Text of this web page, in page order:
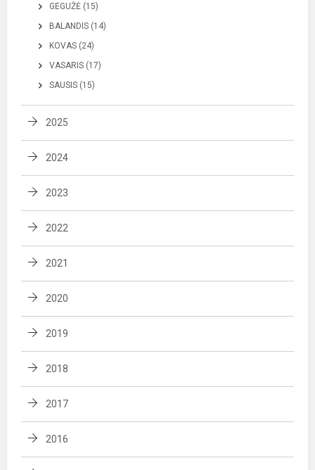
GEGUŽĖ (15)
BALANDIS (14)
KOVAS (24)
VASARIS (17)
SAUSIS (15)
2025
2024
2023
2022
2021
2020
2019
2018
2017
2016